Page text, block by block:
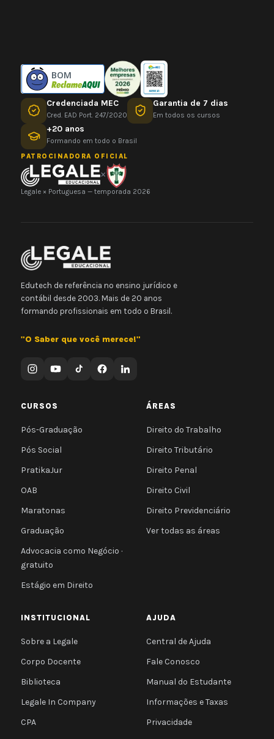
BOM
Credenciada MEC
Cred. EAD Port. 247/2020
Garantia de 7 dias
Em todos os cursos
+20 anos
Formando em todo o Brasil
PATROCINADORA OFICIAL
×
Legale × Portuguesa — temporada 2026
Edutech de referência no ensino jurídico e
contábil desde 2003. Mais de 20 anos
formando profissionais em todo o Brasil.
"O Saber que você merece!"
CURSOS
Pós-Graduação
Pós Social
PratikaJur
OAB
Maratonas
Graduação
Advocacia como Negócio ·
gratuito
Estágio em Direito
ÁREAS
Direito do Trabalho
Direito Tributário
Direito Penal
Direito Civil
Direito Previdenciário
Ver todas as áreas
INSTITUCIONAL
Sobre a Legale
Corpo Docente
Biblioteca
Legale In Company
CPA
AJUDA
Central de Ajuda
Fale Conosco
Manual do Estudante
Informações e Taxas
Privacidade